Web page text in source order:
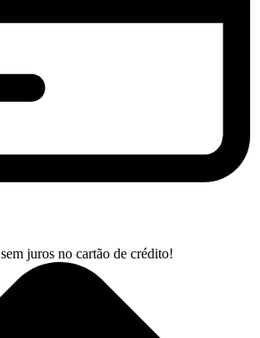
sem juros no cartão de crédito!